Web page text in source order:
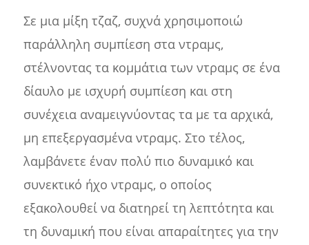
Σε μια μίξη τζαζ, συχνά χρησιμοποιώ
παράλληλη συμπίεση στα ντραμς,
στέλνοντας τα κομμάτια των ντραμς σε ένα
δίαυλο με ισχυρή συμπίεση και στη
συνέχεια αναμειγνύοντας τα με τα αρχικά,
μη επεξεργασμένα ντραμς. Στο τέλος,
λαμβάνετε έναν πολύ πιο δυναμικό και
συνεκτικό ήχο ντραμς, ο οποίος
εξακολουθεί να διατηρεί τη λεπτότητα και
τη δυναμική που είναι απαραίτητες για την